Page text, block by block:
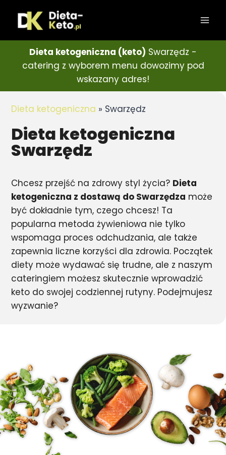
Dieta ketogeniczna (keto) Swarzędz -
catering z wyborem menu dowozimy pod
wskazany adres!
Dieta ketogeniczna » Swarzędz
Dieta ketogeniczna
Swarzędz
Chcesz przejść na zdrowy styl życia? Dieta
ketogeniczna z dostawą do Swarzędza może
być dokładnie tym, czego chcesz! Ta
popularna metoda żywieniowa nie tylko
wspomaga proces odchudzania, ale także
zapewnia liczne korzyści dla zdrowia. Początek
diety może wydawać się trudne, ale z naszym
cateringiem możesz skutecznie wprowadzić
keto do swojej codziennej rutyny. Podejmujesz
wyzwanie?